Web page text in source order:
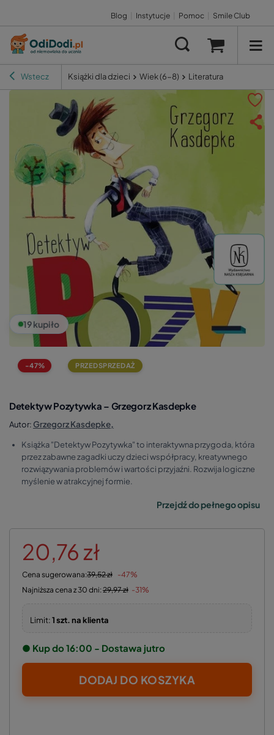
Blog Instytucje Pomoc Smile Club
Wstecz Książki dla dzieci Wiek (6-8) Literatura
19 kupiło
-47% PRZEDSPRZEDAŻ
Detektyw Pozytywka – Grzegorz Kasdepke
Autor: Grzegorz Kasdepke,
Książka "Detektyw Pozytywka" to interaktywna przygoda, która
przez zabawne zagadki uczy dzieci współpracy, kreatywnego
rozwiązywania problemów i wartości przyjaźni. Rozwija logiczne
myślenie w atrakcyjnej formie.
Przejdź do pełnego opisu
20,76 zł
Cena sugerowana:39,52 zł -47%
Najniższa cena z 30 dni:29,97 zł -31%
Limit:1 szt. na klienta
● Kup do 16:00 - Dostawa jutro
DODAJ DO KOSZYKA